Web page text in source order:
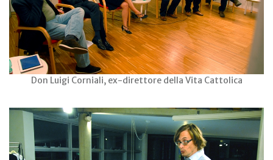
Don Luigi Corniali, ex-direttore della Vita Cattolica